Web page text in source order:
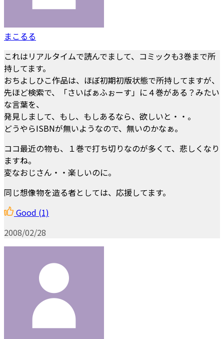
まこるる
これはリアルタイムで読んでまして、コミックも3巻まで所
持してます。
おちよしひこ作品は、ほぼ初期初版状態で所持してますが、
先ほど検索で、「さいばぁふぉーす」に４巻がある？みたい
な言葉を、
発見しまして、もし、もしあるなら、欲しいと・・。
どうやらISBNが無いようなので、無いのかなぁ。
ココ最近の物も、１巻で打ち切りなのが多くて、悲しくなり
ますね。
変なおじさん・・楽しいのに。
同じ想像物を造る者としては、応援してます。
Good (1)
2008/02/28